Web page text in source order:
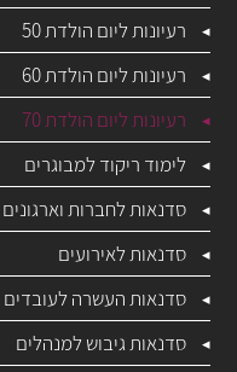
רעיונות ליום הולדת 50
רעיונות ליום הולדת 60
רעיונות ליום הולדת 70
לימוד ריקוד למבוגרים
סדנאות לחברות וארגונים
סדנאות לאירועים
סדנאות העשרה לעובדים
סדנאות גיבוש למנהלים